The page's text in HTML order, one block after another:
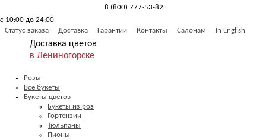
8 (800) 777-53-82
с 10:00 до 24:00
Статус заказа
Доставка Гарантии Контакты Салонам In English
Доставка цветов
в Лениногорске
Розы
Все букеты
Букеты цветов
Букеты из роз
Гортензии
Тюльпаны
Пионы